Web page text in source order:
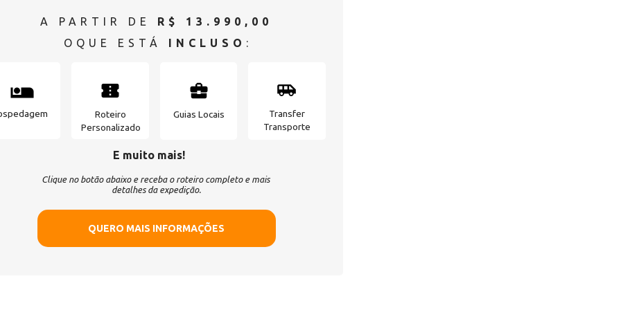
A PARTIR DE R$ 13.990,00
OQUE ESTÁ INCLUSO :
Roteiro
Personalizado
Guias Locais
Transfer
Transporte
E muito mais!
Clique no botão abaixo e receba o roteiro completo e mais
detalhes da expedição.
QUERO MAIS INFORMAÇÕES